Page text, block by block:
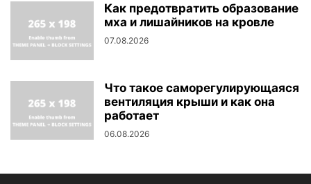
Как предотвратить образование
мха и лишайников на кровле
07.08.2026
Что такое саморегулирующаяся
вентиляция крыши и как она
работает
06.08.2026